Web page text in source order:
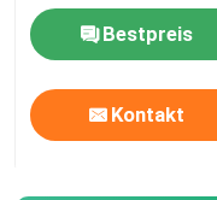
Bestpreis
Kontakt